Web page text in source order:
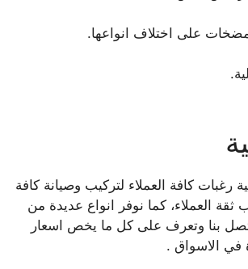
على اختلاف انواعها.
كافة العملاء لتركيب وصيانة كافة
العملاء، كما نوفر انواع عديدة من
اتصل بنا وتعرف على كل ما يخص اسعار
في الاسواق .